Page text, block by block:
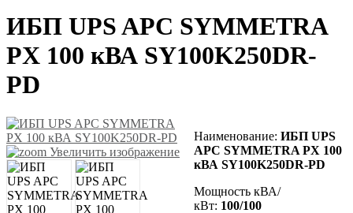
ИБП UPS APC SYMMETRA
PX 100 кВА SY100K250DR-
PD
Увеличить изображение
Наименование: ИБП UPS
APC SYMMETRA PX 100
кВА SY100K250DR-PD
Мощность кВА/
кВт: 100/100